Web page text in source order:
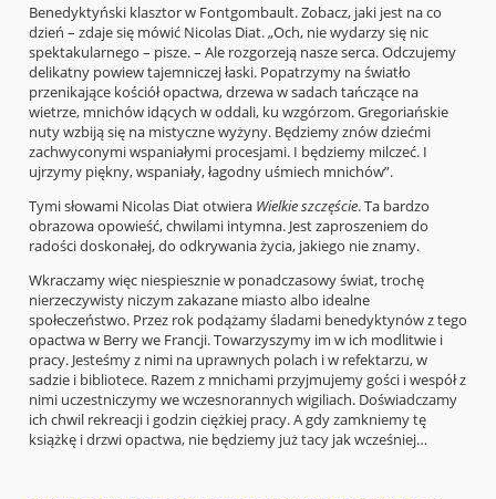
Benedyktyński klasztor w Fontgombault. Zobacz, jaki jest na co
dzień – zdaje się mówić Nicolas Diat. „Och, nie wydarzy się nic
spektakularnego – pisze. – Ale rozgorzeją nasze serca. Odczujemy
delikatny powiew tajemniczej łaski. Popatrzymy na światło
przenikające kościół opactwa, drzewa w sadach tańczące na
wietrze, mnichów idących w oddali, ku wzgórzom. Gregoriańskie
nuty wzbiją się na mistyczne wyżyny. Będziemy znów dziećmi
zachwyconymi wspaniałymi procesjami. I będziemy milczeć. I
ujrzymy piękny, wspaniały, łagodny uśmiech mnichów”.
Tymi słowami Nicolas Diat otwiera Wielkie szczęście. Ta bardzo
obrazowa opowieść, chwilami intymna. Jest zaproszeniem do
radości doskonałej, do odkrywania życia, jakiego nie znamy.
Wkraczamy więc niespiesznie w ponadczasowy świat, trochę
nierzeczywisty niczym zakazane miasto albo idealne
społeczeństwo. Przez rok podążamy śladami benedyktynów z tego
opactwa w Berry we Francji. Towarzyszymy im w ich modlitwie i
pracy. Jesteśmy z nimi na uprawnych polach i w refektarzu, w
sadzie i bibliotece. Razem z mnichami przyjmujemy gości i wespół z
nimi uczestniczymy we wczesnorannych wigiliach. Doświadczamy
ich chwil rekreacji i godzin ciężkiej pracy. A gdy zamkniemy tę
książkę i drzwi opactwa, nie będziemy już tacy jak wcześniej…